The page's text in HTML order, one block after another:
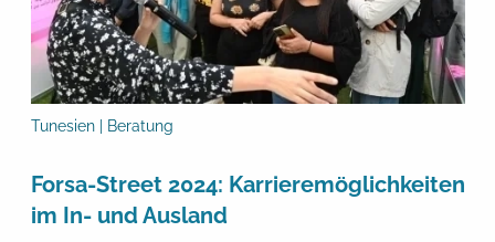
Tunesien | Beratung
Forsa-Street 2024: Karrieremöglichkeiten
im In- und Ausland